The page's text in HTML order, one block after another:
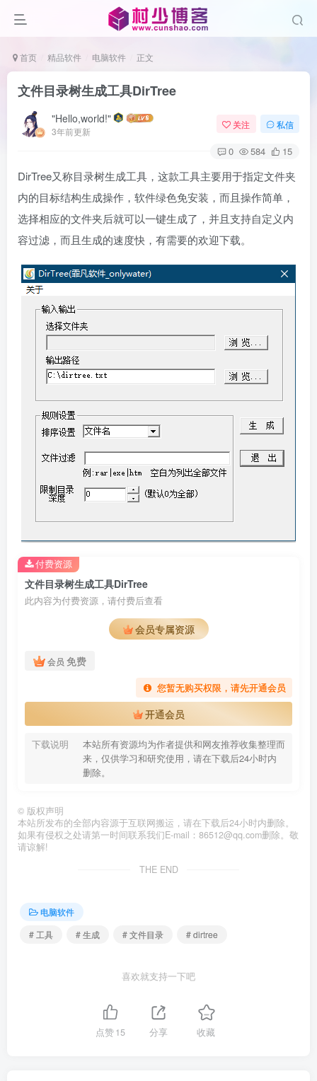
首页 精品软件 电脑软件 正文
文件目录树生成工具DirTree
"Hello,world!"
3年前更新
关注 私信
0 584 15
DirTree又称目录树生成工具，这款工具主要用于指定文件夹
内的目标结构生成操作，软件绿色免安装，而且操作简单，
选择相应的文件夹后就可以一键生成了，并且支持自定义内
容过滤，而且生成的速度快，有需要的欢迎下载。
文件目录树生成工具DirTree
此内容为付费资源，请付费后查看
会员专属资源
会员 免费
您暂无购买权限，请先开通会员
开通会员
下载说明
本站所有资源均为作者提供和网友推荐收集整理而
来，仅供学习和研究使用，请在下载后24小时内
删除。
付费资源
© 版权声明
本站所发布的全部内容源于互联网搬运，请在下载后24小时内删除。
如果有侵权之处请第一时间联系我们E-mail：86512@qq.com删除。敬
请谅解!
THE END
电脑软件
# 工具
# 生成 # 文件目录 # dirtree
喜欢就支持一下吧
点赞15 分享 收藏